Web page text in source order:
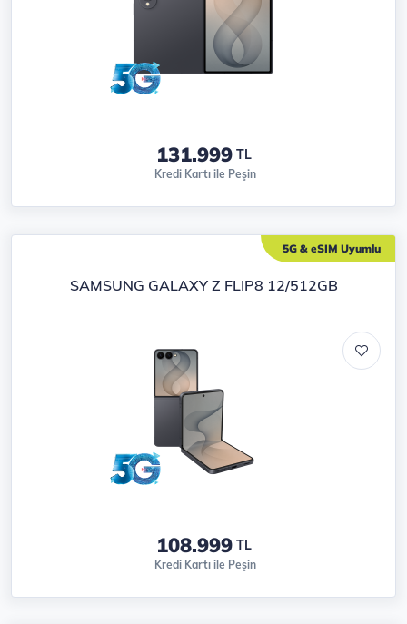
131.999 TL
Kredi Kartı ile Peşin
5G & eSIM Uyumlu
SAMSUNG GALAXY Z FLIP8 12/512GB
108.999 TL
Kredi Kartı ile Peşin